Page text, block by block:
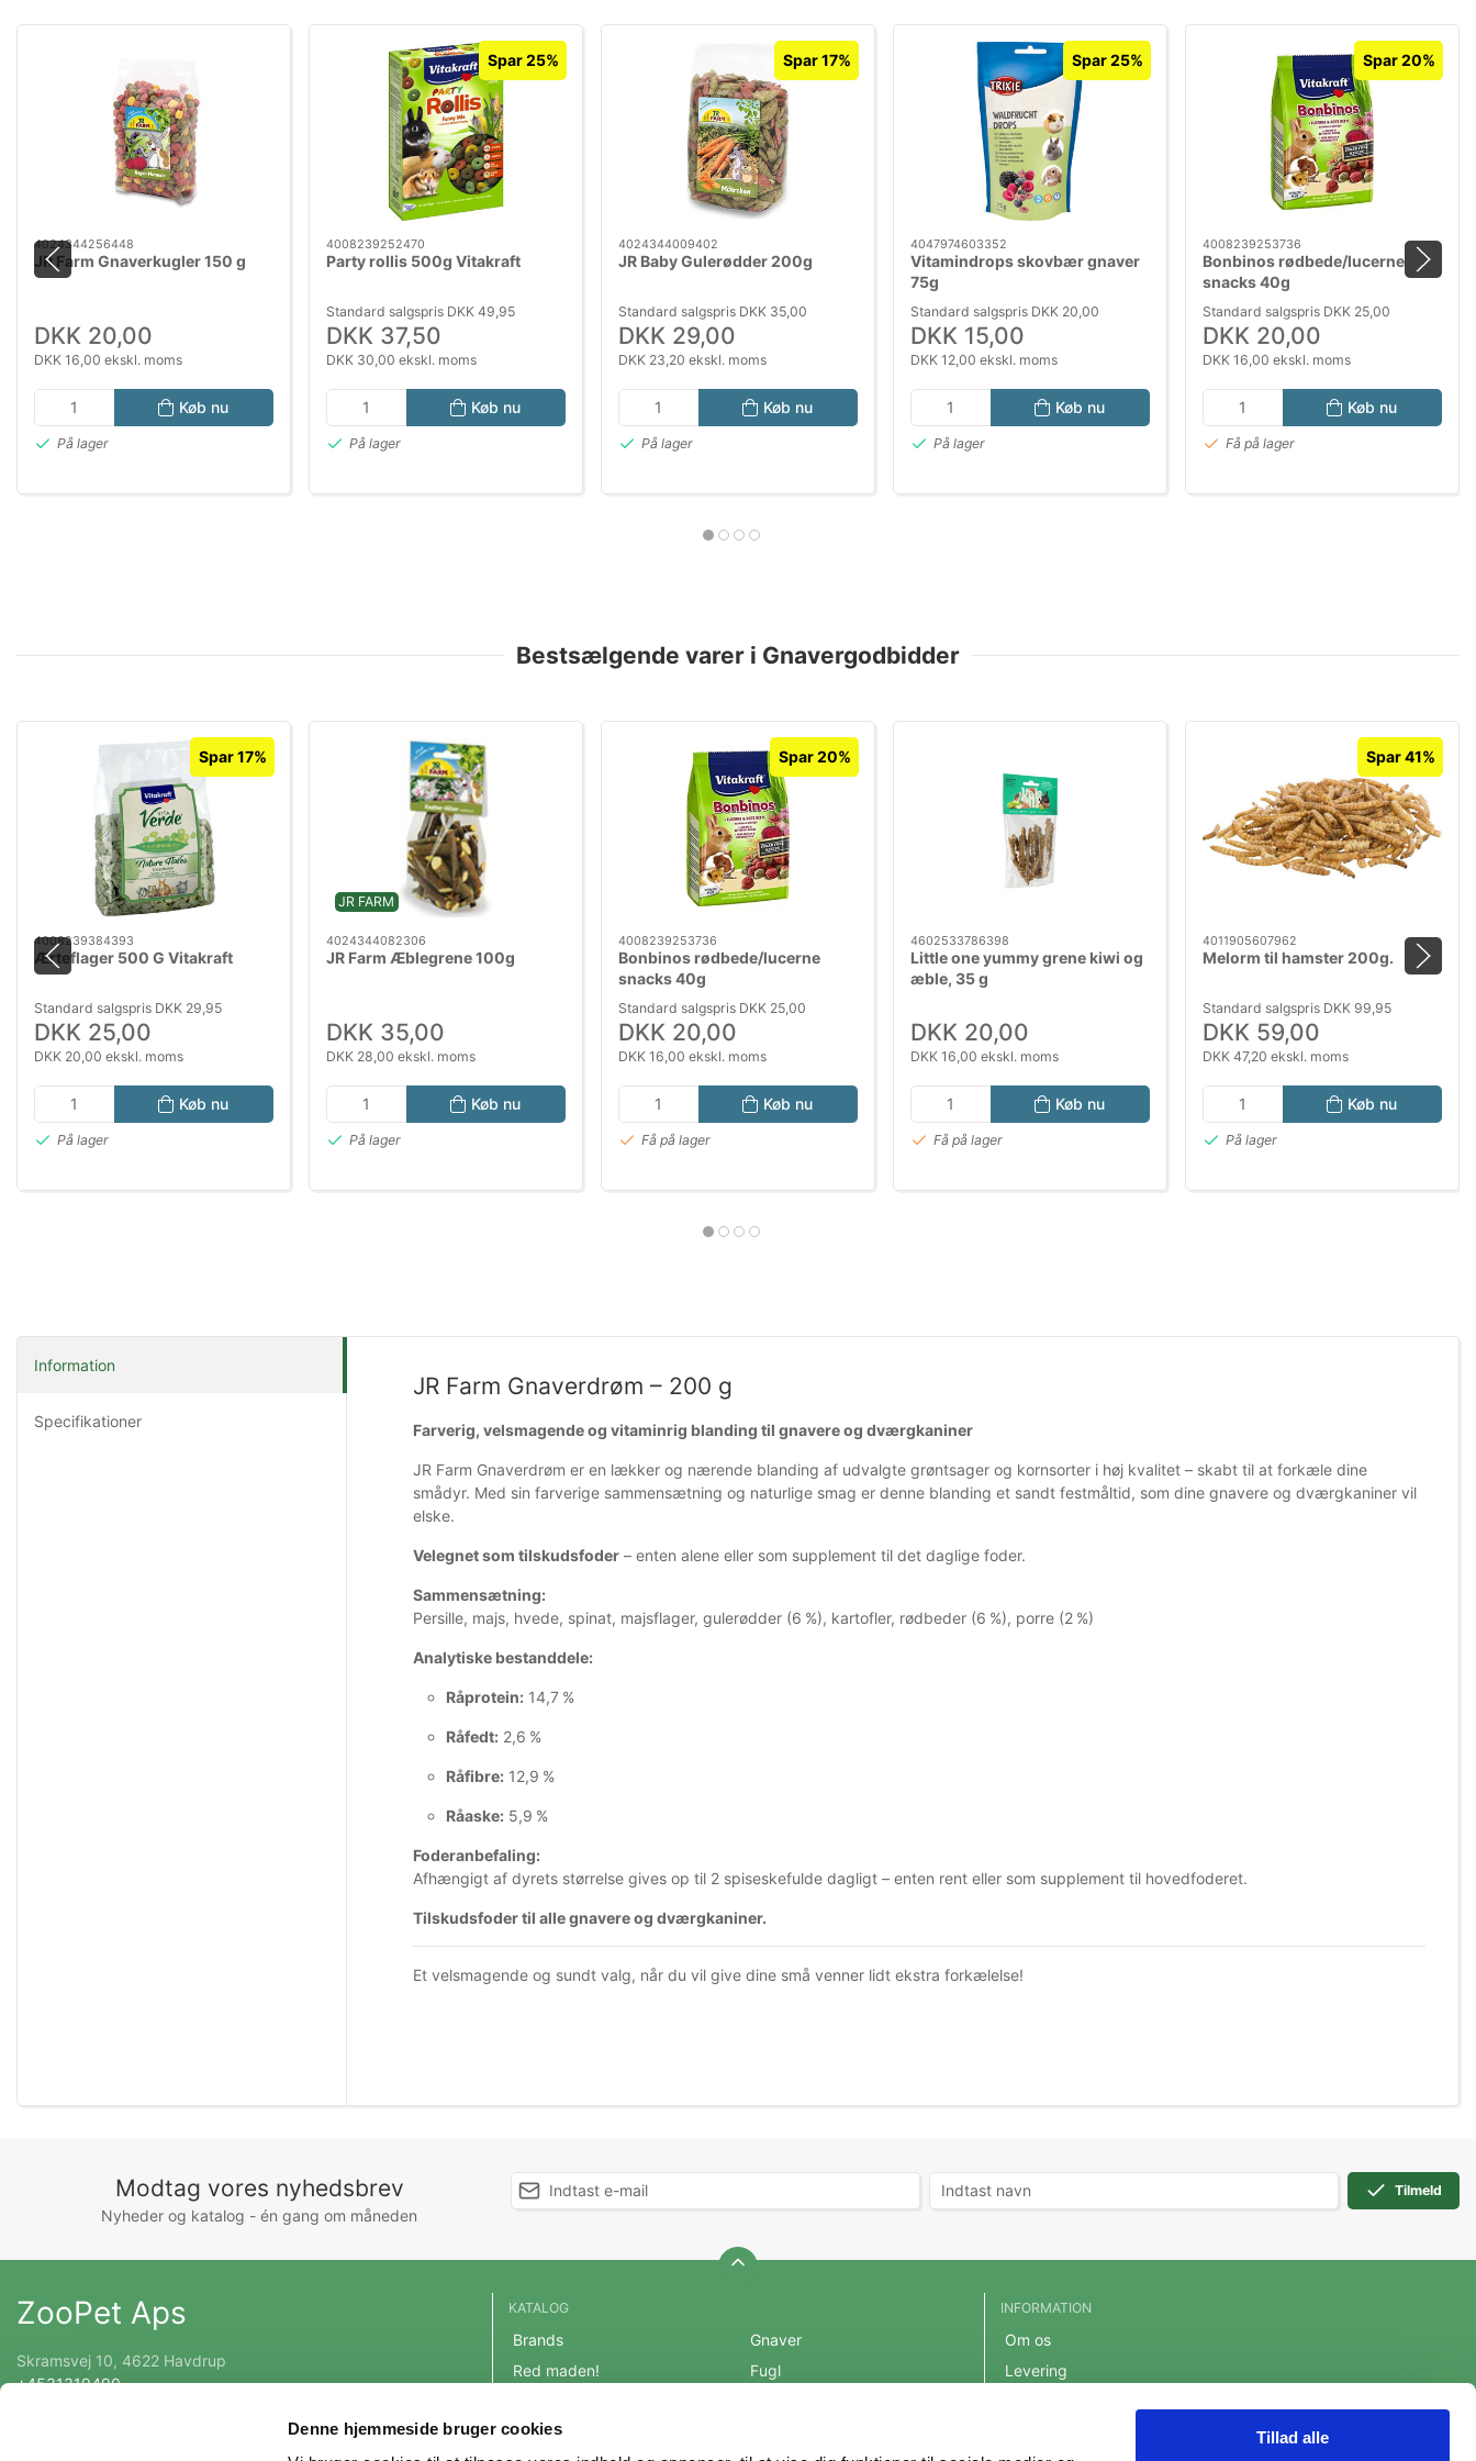
Denne hjemmeside bruger cookies
Tillad alle
4024344256448
JR Farm Gnaverkugler 150 g
DKK 20,00
DKK 16,00 ekskl. moms
Køb nu
På lager
Spar 25%
4008239252470
Party rollis 500g Vitakraft
Standard salgspris DKK 49,95
DKK 37,50
DKK 30,00 ekskl. moms
Køb nu
På lager
Spar 17%
4024344009402
JR Baby Gulerødder 200g
Standard salgspris DKK 35,00
DKK 29,00
DKK 23,20 ekskl. moms
Køb nu
På lager
Spar 25%
4047974603352
Vitamindrops skovbær gnaver
75g
Standard salgspris DKK 20,00
DKK 15,00
DKK 12,00 ekskl. moms
Køb nu
På lager
Spar 20%
4008239253736
Bonbinos rødbede/lucerne
snacks 40g
Standard salgspris DKK 25,00
DKK 20,00
DKK 16,00 ekskl. moms
Køb nu
Få på lager
Bestsælgende varer i Gnavergodbidder
Spar 17%
4008239384393
Ærteflager 500 G Vitakraft
Standard salgspris DKK 29,95
DKK 25,00
DKK 20,00 ekskl. moms
Køb nu
På lager
JR FARM
4024344082306
JR Farm Æblegrene 100g
DKK 35,00
DKK 28,00 ekskl. moms
Køb nu
På lager
Spar 20%
4008239253736
Bonbinos rødbede/lucerne
snacks 40g
Standard salgspris DKK 25,00
DKK 20,00
DKK 16,00 ekskl. moms
Køb nu
Få på lager
4602533786398
Little one yummy grene kiwi og
æble, 35 g
DKK 20,00
DKK 16,00 ekskl. moms
Køb nu
Få på lager
Spar 41%
4011905607962
Melorm til hamster 200g.
Standard salgspris DKK 99,95
DKK 59,00
DKK 47,20 ekskl. moms
Køb nu
På lager
Information
Specifikationer
JR Farm Gnaverdrøm – 200 g
Farverig, velsmagende og vitaminrig blanding til gnavere og dværgkaniner
JR Farm Gnaverdrøm er en lækker og nærende blanding af udvalgte grøntsager og kornsorter i høj kvalitet – skabt til at forkæle dine
smådyr. Med sin farverige sammensætning og naturlige smag er denne blanding et sandt festmåltid, som dine gnavere og dværgkaniner vil
elske.
Velegnet som tilskudsfoder – enten alene eller som supplement til det daglige foder.
Sammensætning:
Persille, majs, hvede, spinat, majsflager, gulerødder (6 %), kartofler, rødbeder (6 %), porre (2 %)
Analytiske bestanddele:
Råprotein: 14,7 %
Råfedt: 2,6 %
Råfibre: 12,9 %
Råaske: 5,9 %
Foderanbefaling:
Afhængigt af dyrets størrelse gives op til 2 spiseskefulde dagligt – enten rent eller som supplement til hovedfoderet.
Tilskudsfoder til alle gnavere og dværgkaniner.
Et velsmagende og sundt valg, når du vil give dine små venner lidt ekstra forkælelse!
Modtag vores nyhedsbrev
Nyheder og katalog - én gang om måneden
Tilmeld
ZooPet Aps
Skramsvej 10, 4622 Havdrup
+4531319490
KATALOG
Brands
Red maden!
Mest populære varer
Gnaver
Fugl
INFORMATION
Om os
Levering